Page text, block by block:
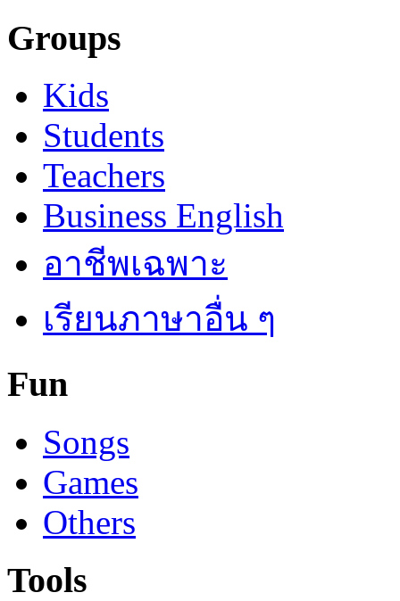
Groups
Kids
Students
Teachers
Business English
อาชีพเฉพาะ
เรียนภาษาอื่น ๆ
Fun
Songs
Games
Others
Tools